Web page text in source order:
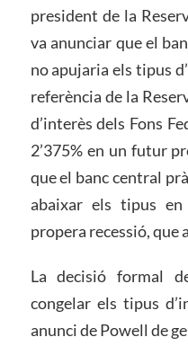
president de la
va anunciar que el
no apujaria els tipus
referència de la
d’interès dels Fons
2’375% en un futur
que el banc central
abaixar els tipus
propera recessió, que
La decisió formal
congelar els tipus
anunci de Powell de